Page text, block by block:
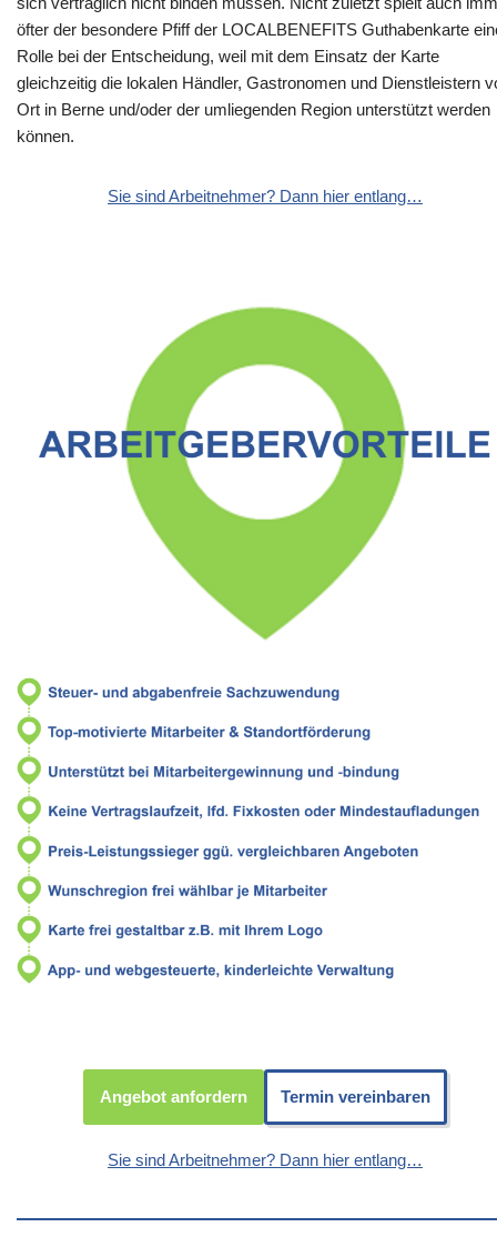
öfter der besondere Pfiff der LOCALBENEFITS Guthabenkarte
Rolle bei der Entscheidung, weil mit dem Einsatz der Karte
gleichzeitig die lokalen Händler, Gastronomen und Dienstleistern
Ort in Berne und/oder der umliegenden Region unterstützt werden
können.
Sie sind Arbeitnehmer? Dann hier entlang…
Angebot anfordern Termin vereinbaren
Sie sind Arbeitnehmer? Dann hier entlang…